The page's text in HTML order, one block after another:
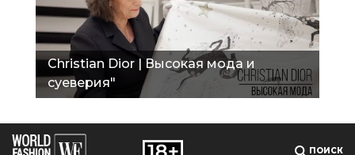
Christian Dior | Высокая мода и
суеверия"
ПОИСК